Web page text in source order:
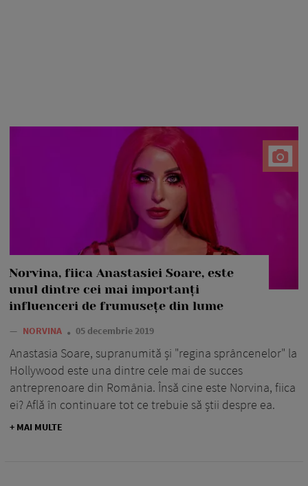
Norvina, fiica Anastasiei Soare, este
unul dintre cei mai importanți
influenceri de frumusețe din lume
— NORVINA 05 decembrie 2019
Anastasia Soare, supranumită și "regina sprâncenelor" la
Hollywood este una dintre cele mai de succes
antreprenoare din România. Însă cine este Norvina, fiica
ei? Află în continuare tot ce trebuie să știi despre ea.
+ MAI MULTE